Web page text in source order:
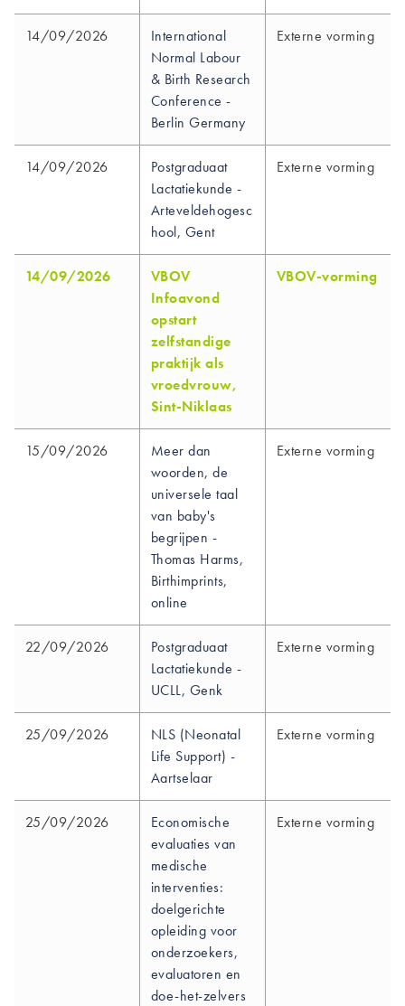
14/09/2026
International
Normal Labour
& Birth Research
Conference -
Berlin Germany
Externe vorming
14/09/2026
Postgraduaat
Lactatiekunde -
Arteveldehogesc
hool, Gent
Externe vorming
14/09/2026
VBOV
Infoavond
opstart
zelfstandige
praktijk als
vroedvrouw,
Sint-Niklaas
VBOV-vorming
15/09/2026
Meer dan
woorden, de
universele taal
van baby's
begrijpen -
Thomas Harms,
Birthimprints,
online
Externe vorming
22/09/2026
Postgraduaat
Lactatiekunde -
UCLL, Genk
Externe vorming
25/09/2026
NLS (Neonatal
Life Support) -
Aartselaar
Externe vorming
25/09/2026
Economische
evaluaties van
medische
interventies:
doelgerichte
opleiding voor
onderzoekers,
evaluatoren en
doe-het-zelvers
Externe vorming